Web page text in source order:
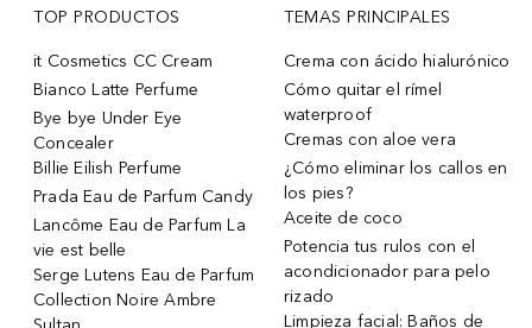
TOP PRODUCTOS
it Cosmetics CC Cream
Bianco Latte Perfume
Bye bye Under Eye
Concealer
Billie Eilish Perfume
Prada Eau de Parfum Candy
Lancôme Eau de Parfum La
vie est belle
Serge Lutens Eau de Parfum
Collection Noire Ambre
TEMAS PRINCIPALES
Crema con ácido hialurónico
Cómo quitar el rímel
waterproof
Cremas con aloe vera
¿Cómo eliminar los callos en
los pies?
Aceite de coco
Potencia tus rulos con el
acondicionador para pelo
rizado
Limpieza facial: Baños de